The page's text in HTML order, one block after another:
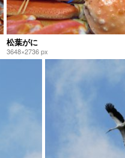
松葉がに
3648×2736 px